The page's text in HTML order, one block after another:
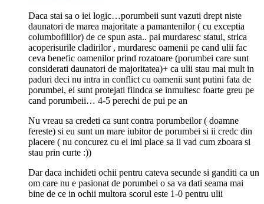
Daca stai sa o iei logic…porumbeii sunt vazuti drept niste
daunatori de marea majoritate a pamantenilor ( cu exceptia
columbofililor) de ce spun asta.. pai murdaresc statui, strica
acoperisurile cladirilor , murdaresc oamenii pe cand ulii fac
ceva benefic oamenilor prind rozatoare (porumbei care sunt
considerati daunatori de majoritatea)+ ca ulii stau mai mult in
paduri deci nu intra in conflict cu oamenii sunt putini fata de
porumbei, ei sunt protejati fiindca se inmultesc foarte greu pe
cand porumbeii… 4-5 perechi de pui pe an
Nu vreau sa credeti ca sunt contra porumbeilor ( doamne
fereste) si eu sunt un mare iubitor de porumbei si ii credc din
placere ( nu concurez cu ei imi place sa ii vad cum zboara si
stau prin curte :))
Dar daca inchideti ochii pentru cateva secunde si ganditi ca un
om care nu e pasionat de porumbei o sa va dati seama mai
bine de ce in ochii multora scorul este 1-0 pentru ulii